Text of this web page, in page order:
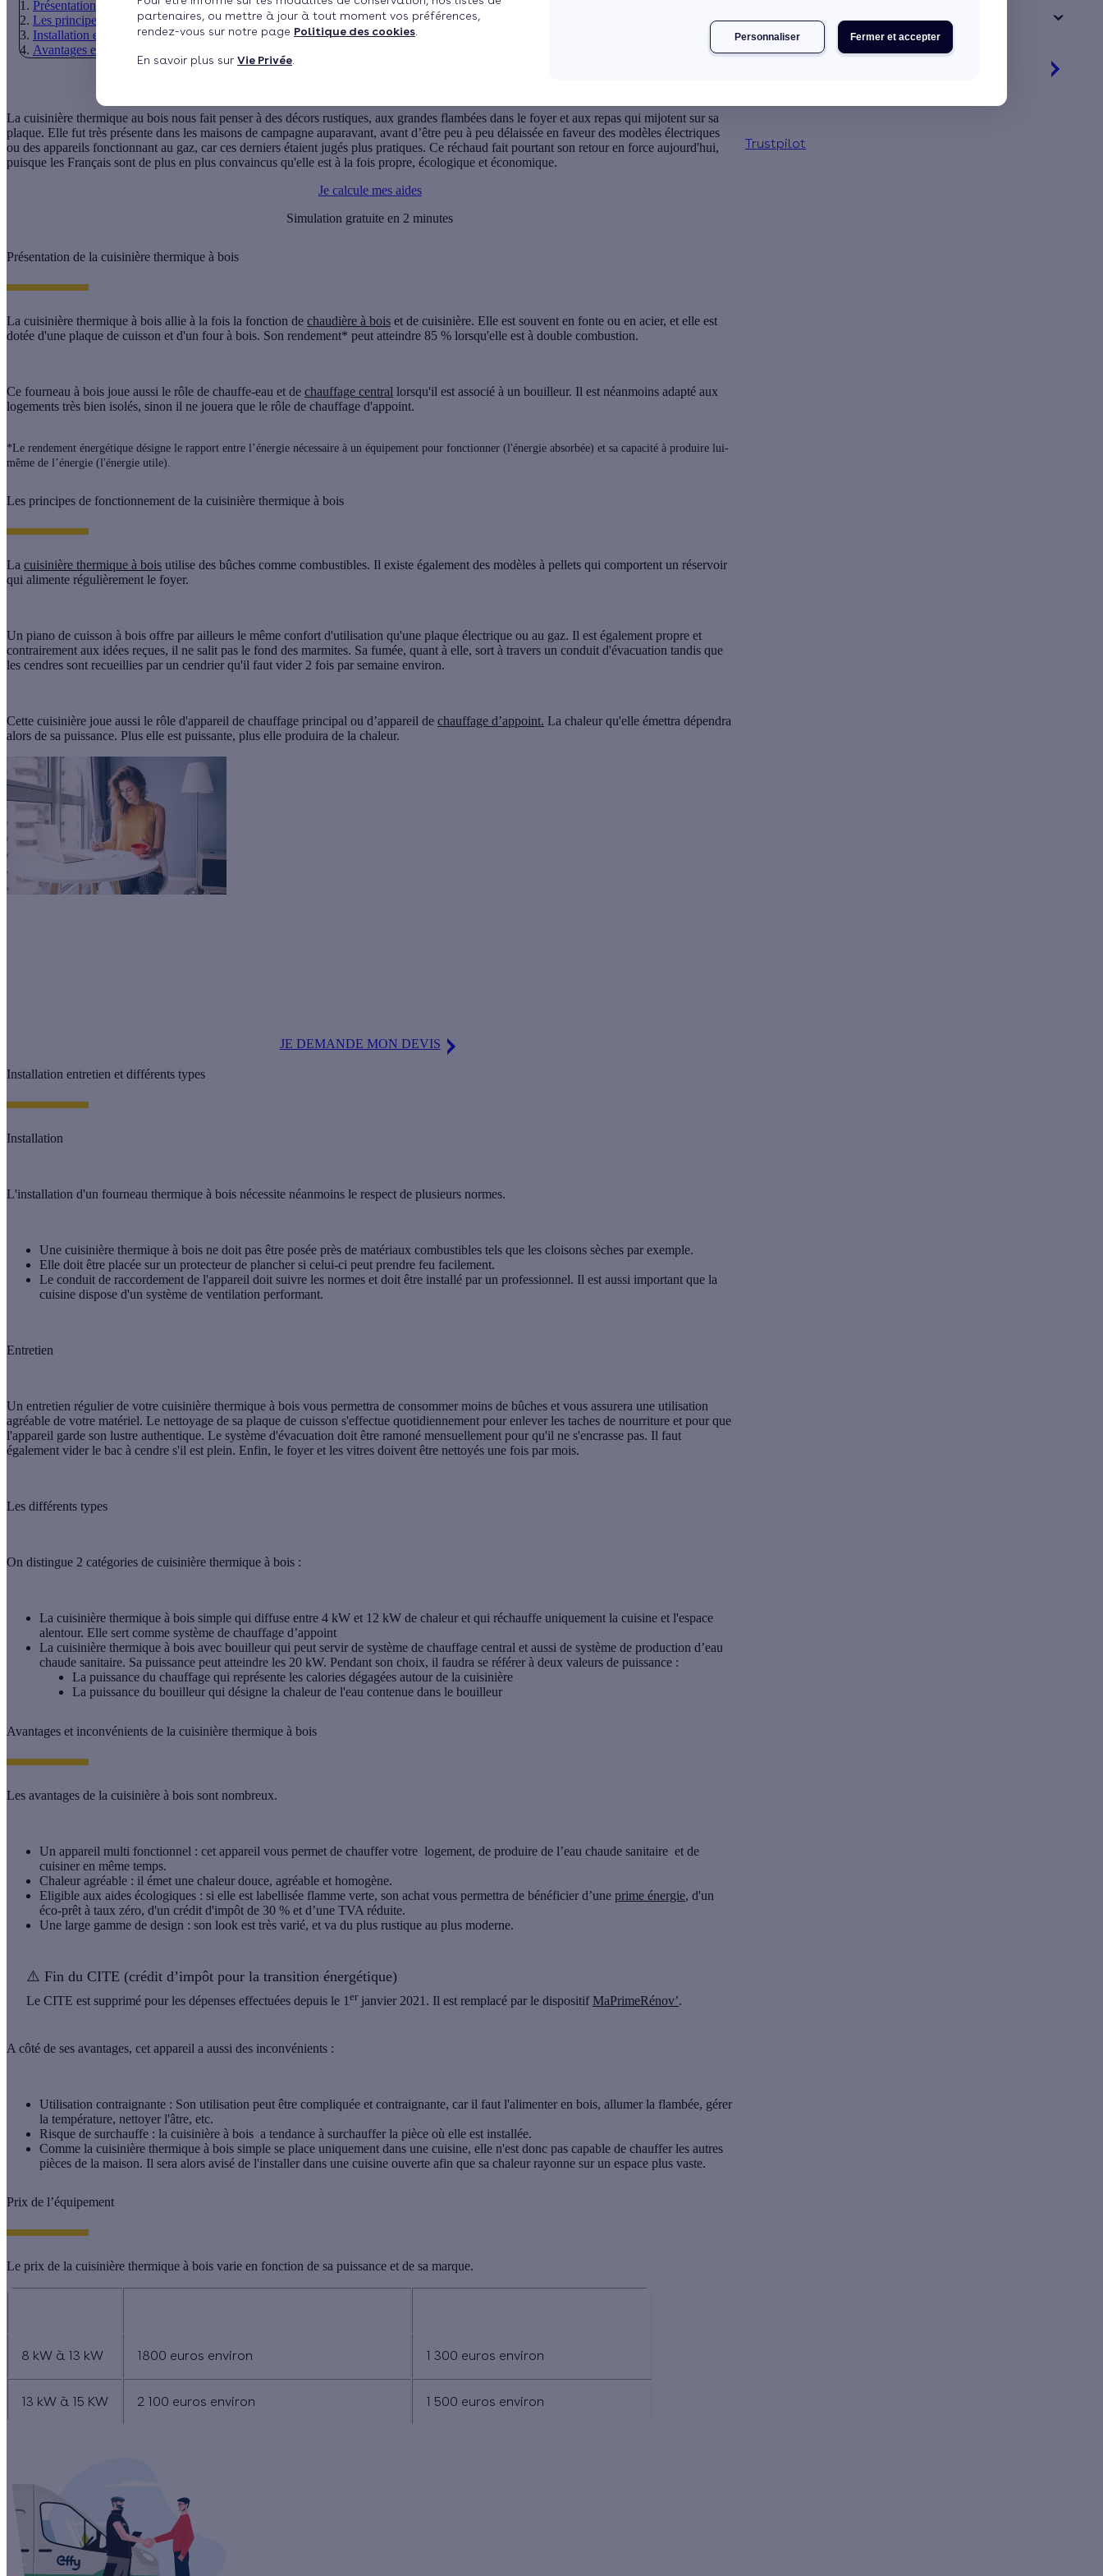
partenaires, ou mettre à jour à tout moment vos préférences,
rendez-vous sur notre page Politique des cookies
En savoir plus sur Vie Privée
Fermer et accepter
Personnaliser
Présentation de la cuisinière thermique à bois
Les principes de fonctionnement de la cuisinière thermique à bois
Installation entretien et différents types
Avantages et inconvénients de la cuisinière thermique à bois
La cuisinière thermique au bois nous fait penser à des décors rustiques, aux grandes flambées dans le foyer et aux repas qui mijotent sur sa
plaque. Elle fut très présente dans les maisons de campagne auparavant, avant d’être peu à peu délaissée en faveur des modèles électriques
ou des appareils fonctionnant au gaz, car ces derniers étaient jugés plus pratiques. Ce réchaud fait pourtant son retour en force aujourd'hui,
puisque les Français sont de plus en plus convaincus qu'elle est à la fois propre, écologique et économique.
Je calcule mes aides
Simulation gratuite en 2 minutes
Présentation de la cuisinière thermique à bois
La cuisinière thermique à bois allie à la fois la fonction de chaudière à bois et de cuisinière. Elle est souvent en fonte ou en acier, et elle est
dotée d'une plaque de cuisson et d'un four à bois. Son rendement* peut atteindre 85 % lorsqu'elle est à double combustion.
Ce fourneau à bois joue aussi le rôle de chauffe-eau et de chauffage central lorsqu'il est associé à un bouilleur. Il est néanmoins adapté aux
logements très bien isolés, sinon il ne jouera que le rôle de chauffage d'appoint.
*Le rendement énergétique désigne le rapport entre l’énergie nécessaire à un équipement pour fonctionner (l'énergie absorbée) et sa capacité à produire lui-
même de l’énergie (l'énergie utile).
Les principes de fonctionnement de la cuisinière thermique à bois
La cuisinière thermique à bois utilise des bûches comme combustibles. Il existe également des modèles à pellets qui comportent un réservoir
qui alimente régulièrement le foyer.
Un piano de cuisson à bois offre par ailleurs le même confort d'utilisation qu'une plaque électrique ou au gaz. Il est également propre et
contrairement aux idées reçues, il ne salit pas le fond des marmites. Sa fumée, quant à elle, sort à travers un conduit d'évacuation tandis que
les cendres sont recueillies par un cendrier qu'il faut vider 2 fois par semaine environ.
Cette cuisinière joue aussi le rôle d'appareil de chauffage principal ou d’appareil de chauffage d’appoint. La chaleur qu'elle émettra dépendra
alors de sa puissance. Plus elle est puissante, plus elle produira de la chaleur.
JE DEMANDE MON DEVIS
Installation entretien et différents types
Installation
L'installation d'un fourneau thermique à bois nécessite néanmoins le respect de plusieurs normes.
Une cuisinière thermique à bois ne doit pas être posée près de matériaux combustibles tels que les cloisons sèches par exemple.
Elle doit être placée sur un protecteur de plancher si celui-ci peut prendre feu facilement.
Le conduit de raccordement de l'appareil doit suivre les normes et doit être installé par un professionnel. Il est aussi important que la
cuisine dispose d'un système de ventilation performant.
Entretien
Un entretien régulier de votre cuisinière thermique à bois vous permettra de consommer moins de bûches et vous assurera une utilisation
agréable de votre matériel. Le nettoyage de sa plaque de cuisson s'effectue quotidiennement pour enlever les taches de nourriture et pour que
l'appareil garde son lustre authentique. Le système d'évacuation doit être ramoné mensuellement pour qu'il ne s'encrasse pas. Il faut
également vider le bac à cendre s'il est plein. Enfin, le foyer et les vitres doivent être nettoyés une fois par mois.
Les différents types
On distingue 2 catégories de cuisinière thermique à bois :
La cuisinière thermique à bois simple qui diffuse entre 4 kW et 12 kW de chaleur et qui réchauffe uniquement la cuisine et l'espace
alentour. Elle sert comme système de chauffage d’appoint
La cuisinière thermique à bois avec bouilleur qui peut servir de système de chauffage central et aussi de système de production d’eau
chaude sanitaire. Sa puissance peut atteindre les 20 kW. Pendant son choix, il faudra se référer à deux valeurs de puissance :
La puissance du chauffage qui représente les calories dégagées autour de la cuisinière
La puissance du bouilleur qui désigne la chaleur de l'eau contenue dans le bouilleur
Avantages et inconvénients de la cuisinière thermique à bois
Les avantages de la cuisinière à bois sont nombreux.
Un appareil multi fonctionnel : cet appareil vous permet de chauffer votre logement, de produire de l’eau chaude sanitaire et de
cuisiner en même temps.
Chaleur agréable : il émet une chaleur douce, agréable et homogène.
Eligible aux aides écologiques : si elle est labellisée flamme verte, son achat vous permettra de bénéficier d’une prime énergie, d'un
éco-prêt à taux zéro, d'un crédit d'impôt de 30 % et d’une TVA réduite.
Une large gamme de design : son look est très varié, et va du plus rustique au plus moderne.
⚠️ Fin du CITE (crédit d’impôt pour la transition énergétique)
Le CITE est supprimé pour les dépenses effectuées depuis le 1 er janvier 2021. Il est remplacé par le dispositifMaPrimeRénov’.
A côté de ses avantages, cet appareil a aussi des inconvénients :
Utilisation contraignante : Son utilisation peut être compliquée et contraignante, car il faut l'alimenter en bois, allumer la flambée, gérer
la température, nettoyer l'âtre, etc.
Risque de surchauffe : la cuisinière à bois a tendance à surchauffer la pièce où elle est installée.
Comme la cuisinière thermique à bois simple se place uniquement dans une cuisine, elle n'est donc pas capable de chauffer les autres
pièces de la maison. Il sera alors avisé de l'installer dans une cuisine ouverte afin que sa chaleur rayonne sur un espace plus vaste.
Prix de l’équipement
Le prix de la cuisinière thermique à bois varie en fonction de sa puissance et de sa marque.
8 kW à 13 kW 1800 euros environ 1 300 euros environ
13 kW à 15 KW 2 100 euros environ 1 500 euros environ
+ de 15 ans
Trustpilot